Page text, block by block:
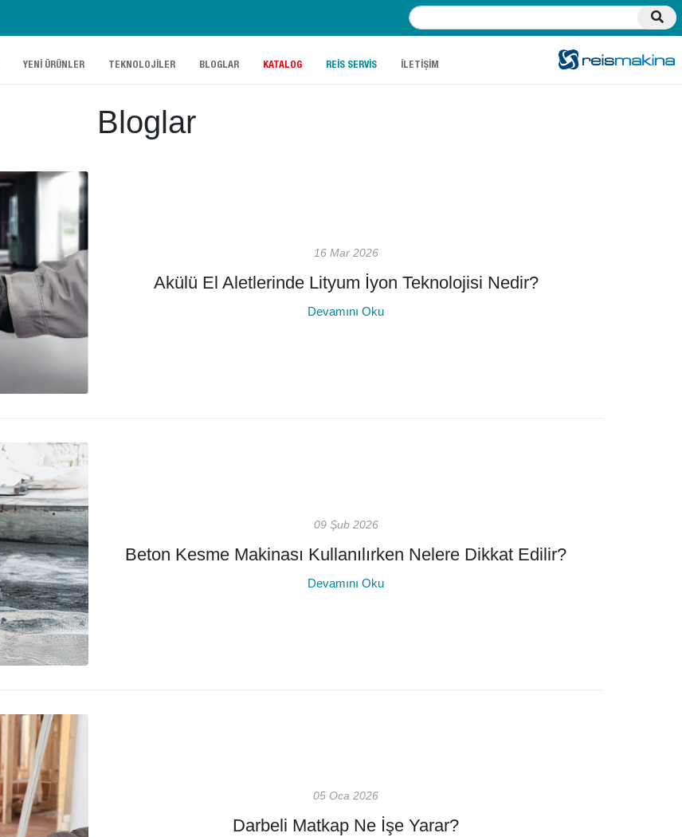
YENİ ÜRÜNLER TEKNOLOJİLER BLOGLAR KATALOG REİS SERVİS İLETİŞİM
Bloglar
16 Mar 2026
Akülü El Aletlerinde Lityum İyon Teknolojisi Nedir?
Devamını Oku
09 Şub 2026
Beton Kesme Makinası Kullanılırken Nelere Dikkat Edilir?
Devamını Oku
05 Oca 2026
Darbeli Matkap Ne İşe Yarar?